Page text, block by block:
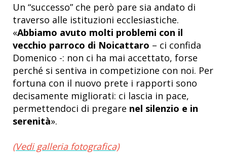
Un “successo” che però pare sia andato di
traverso alle istituzioni ecclesiastiche.
«Abbiamo avuto molti problemi con il
vecchio parroco di Noicattaro – ci confida
Domenico -: non ci ha mai accettato, forse
perché si sentiva in competizione con noi. Per
fortuna con il nuovo prete i rapporti sono
decisamente migliorati: ci lascia in pace,
permettendoci di pregare nel silenzio e in
serenità».
(Vedi galleria fotografica)